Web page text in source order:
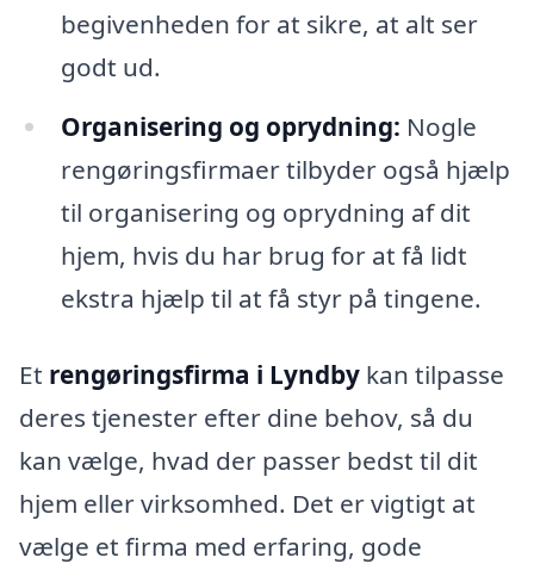
begivenheden for at sikre, at alt ser
godt ud.
Organisering og oprydning: Nogle
rengøringsfirmaer tilbyder også hjælp
til organisering og oprydning af dit
hjem, hvis du har brug for at få lidt
ekstra hjælp til at få styr på tingene.
Et rengøringsfirma i Lyndby kan tilpasse
deres tjenester efter dine behov, så du
kan vælge, hvad der passer bedst til dit
hjem eller virksomhed. Det er vigtigt at
vælge et firma med erfaring, gode